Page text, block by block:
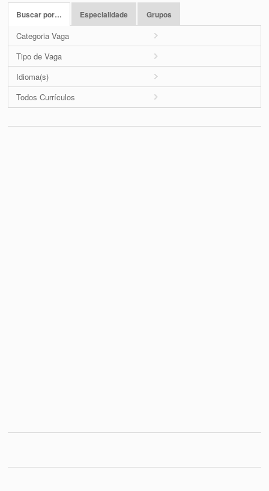
Buscar por… Especialidade Grupos
Categoria Vaga
Tipo de Vaga
Idioma(s)
Todos Currículos